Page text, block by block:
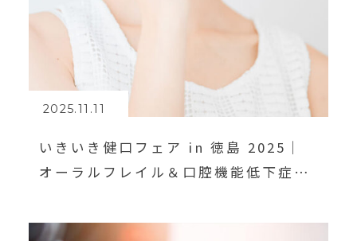
2025.11.11
いきいき健口フェア in 徳島 2025｜
オーラルフレイル＆口腔機能低下症を